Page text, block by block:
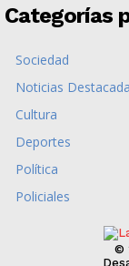
Categorías
Sociedad
Noticias
Cultura
Deportes
Política
Policiales
©